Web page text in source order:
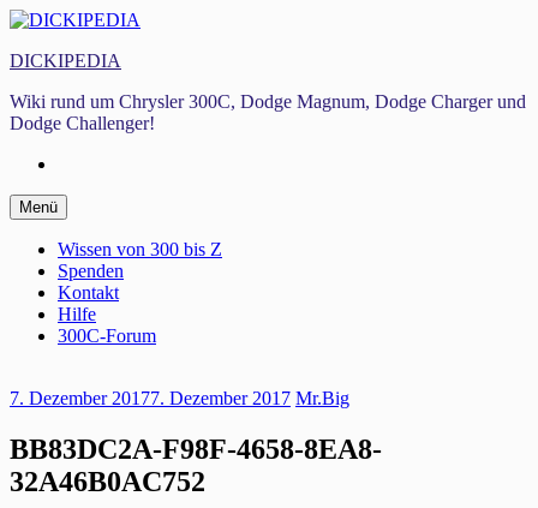
Zum
springen
DICKIPEDIA
Wiki rund um Chrysler 300C, Dodge Magnum, Dodge Charger und
Dodge Challenger!
Menü Zum
Inhalt
springen
Wissen von 300 bis Z
Spenden
Kontakt
Hilfe
300C-Forum
7. Dezember 20177. Dezember 2017 Mr.Big
BB83DC2A-F98F-4658-8EA8-
32A46B0AC752